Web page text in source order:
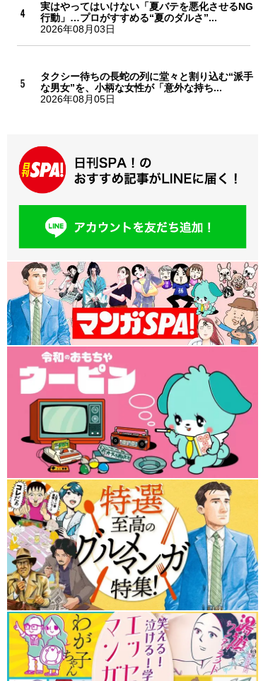
実はやってはいけない「夏バテを悪化させるNG
行動」…プロがすすめる“夏のダルさ”...
2026年08月03日
タクシー待ちの長蛇の列に堂々と割り込む“派手
な男女”を、小柄な女性が「意外な持ち...
2026年08月05日